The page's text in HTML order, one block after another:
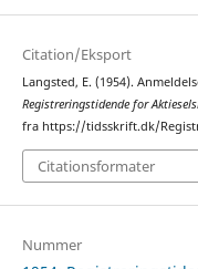
Citation/Eksport
Langsted, E. (1954).
Registreringstidende for
fra https://tidsskrift.dk/
Citationsformater
Nummer